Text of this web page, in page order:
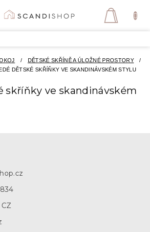
/ DĚTSKÉ SKŘÍNĚ A ÚLOŽNÉ PROSTORY
/
DĚTSKÉ SKŘÍŇKY VE SKANDINÁVSKÉM STYLU
skříňky ve skandinávském